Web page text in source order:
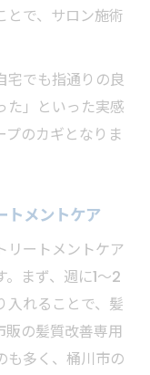
とで、サロン施術
宅でも指通りの良
た」といった実感
のカギとなりま
トメントケア
リートメントケア
まず、週に1〜2
入れることで、髪
販の髪質改善専用
も多く、桶川市の